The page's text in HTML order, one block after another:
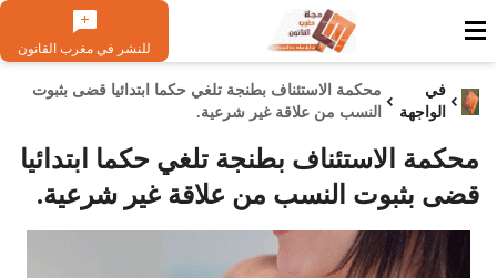
للنشر في مغرب القانون
في
الواجهة
محكمة الاستئناف بطنجة تلغي حكما ابتدائيا قضى بثبوت
النسب من علاقة غير شرعية.
محكمة الاستئناف بطنجة تلغي حكما ابتدائيا
قضى بثبوت النسب من علاقة غير شرعية.